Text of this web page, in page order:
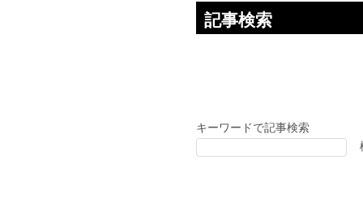
記事検索
キーワードで記事検索